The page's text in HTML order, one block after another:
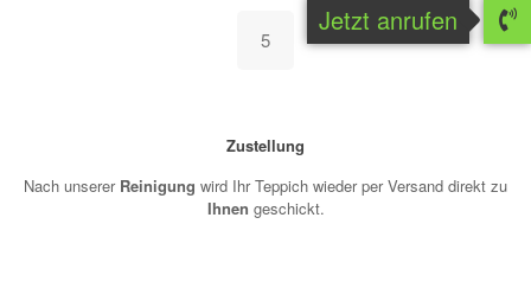
5
Zustellung
Nach unserer Reinigung wird Ihr Teppich wieder per Versand direkt zu
Ihnen geschickt.
Jetzt anrufen